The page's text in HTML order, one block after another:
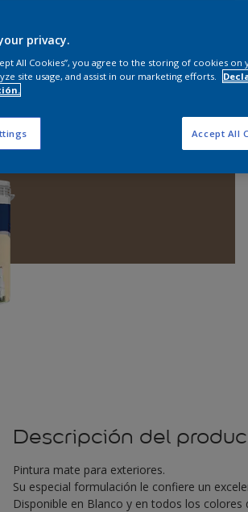
Descripción del
Pintura mate para exteriores.
Su especial formulación le confiere un
Disponible en Blanco y en todos los
privacy.
All Cookies”, you agree to the storing of cookies
site usage, and assist in our marketing efforts.
Accept All